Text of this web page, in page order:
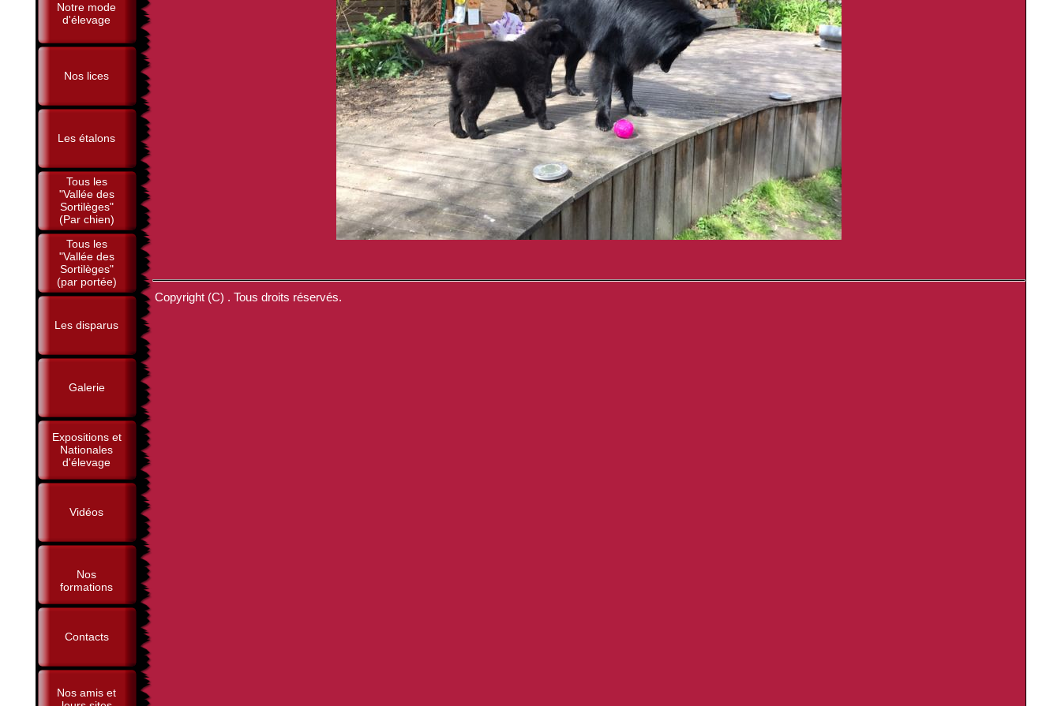
Notre mode
d'élevage
Nos lices
Les étalons
Tous les
"Vallée des
Sortilèges"
(Par chien)
Tous les
"Vallée des
Sortilèges"
(par portée)
Les disparus
Galerie
Expositions et
Nationales
d'élevage
Vidéos
Nos
formations
Contacts
Nos amis et
Copyright (C) . Tous droits réservés.